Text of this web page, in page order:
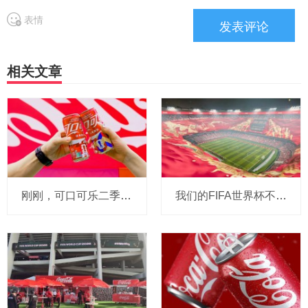
表情
相关文章
刚刚，可口可乐二季报揭晓：包括中国在内亚太单箱销量增长8%，CEO说中国消费更精挑细选了，还总结世界杯经验 我们的FIFA世界杯不止赛场：可口可乐以吉尼斯纪录书写中国消费者专属记忆